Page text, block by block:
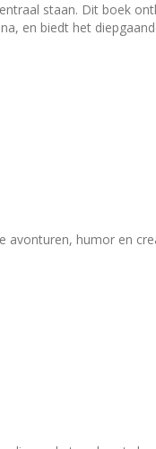
staan. Dit boek
en biedt het
humor en